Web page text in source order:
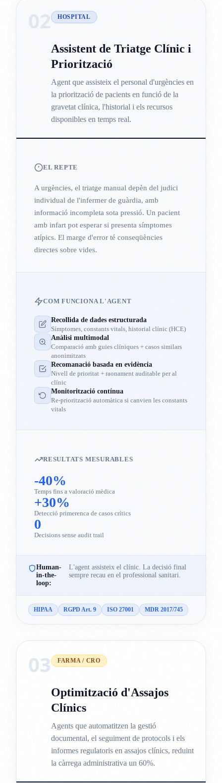
02 HOSPITAL
Assistent de Triatge Clínic i
Priorització
Agent que assisteix el personal d'urgències en
la priorització de pacients en funció de la
gravetat clínica, l'historial i els recursos
disponibles en temps real.
EL REPTE
A urgències, el triatge manual depèn del judici
individual de l'infermer de guàrdia, amb
informació incompleta sota pressió. Un pacient
amb infart pot esperar si presenta símptomes
atípics. El marge d'error té conseqüències
directes sobre vides.
COM FUNCIONA L'AGENT
Recollida de dades estructurada
Símptomes, constants vitals, historial clínic (HCE)
Anàlisi multimodal
Comparació amb guies clíniques + casos similars
anonimitzats
Recomanació basada en evidència
Nivell de prioritat + raonament auditable per al
clínic
Monitorització contínua
Re-priorització automàtica si canvien les constants
vitals
RESULTATS MESURABLES
-40%
Temps fins a valoració mèdica
+30%
Detecció primerenca de casos crítics
0
Decisions sense audit trail
Human-
in-the-
loop:
L'agent assisteix el clínic. La decisió final
sempre recau en el professional sanitari.
HIPAA RGPD Art. 9 ISO 27001 MDR 2017/745
03 FARMA / CRO
Optimització d'Assajos
Clínics
Agents que automatitzen la gestió
documental, el seguiment de protocols i els
informes regulatoris en assajos clínics, reduint
la càrrega administrativa un 60%.